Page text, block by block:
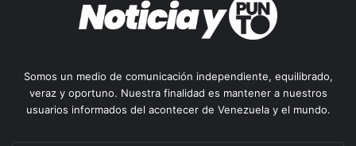
Somos un medio de comunicación independiente, equilibrado,
veraz y oportuno. Nuestra finalidad es mantener a nuestros
usuarios informados del acontecer de Venezuela y el mundo.